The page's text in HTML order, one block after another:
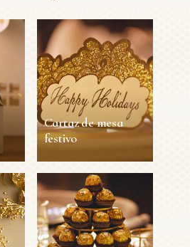
Cartaz de mesa
festivo
Cartaz de mesa
festivo
30 min Fácil